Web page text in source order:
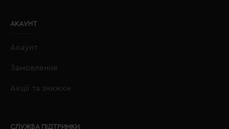
АКАУНТ
Акаунт
Замовлення
Акції та знижки
СЛУЖБА ПІДТРИМКИ